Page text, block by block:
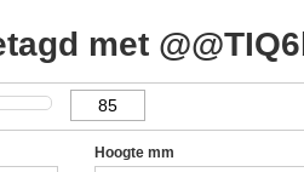
met
Hoogte mm